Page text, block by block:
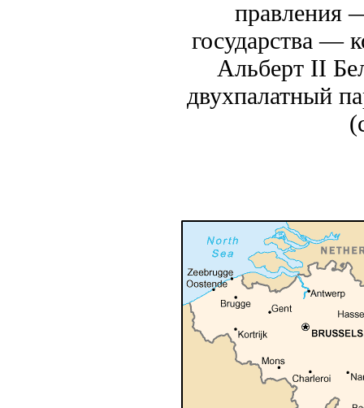
правления
государства —
Альберт II
двухпалатный